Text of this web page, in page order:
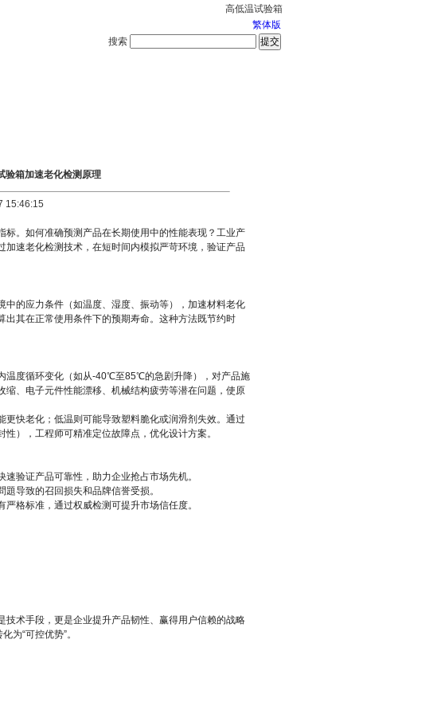
高低温试验箱
繁体版
搜索
验箱加速老化检测原理
15:46:15
。如何准确预测产品在长期使用中的性能表现？工业产
加速老化检测技术，在短时间内模拟严苛环境，验证产品
的应力条件（如温度、湿度、振动等），加速材料老化
其在正常使用条件下的预期寿命。这种方法既节约时
温度循环变化（如从-40℃至85℃的急剧升降），对产品施
、电子元件性能漂移、机械结构疲劳等潜在问题，使原
快老化；低温则可能导致塑料脆化或润滑剂失效。通过
），工程师可精准定位故障点，优化设计方案。
验证产品可靠性，助力企业抢占市场先机。
导致的召回损失和品牌信誉受损。
格标准，通过权威检测可提升市场信任度。
术手段，更是企业提升产品韧性、赢得用户信赖的战略
为“可控优势”。